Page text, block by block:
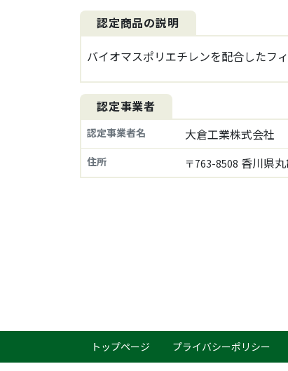
認定商品の説明
バイオマスポリエチレンを配合したフ
認定事業者
認定事業者名 大倉工業株式会社
住所 〒763-8508 香川県
トップページ プライバシーポリシー